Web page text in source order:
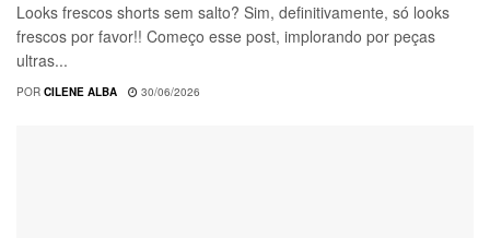
Looks frescos shorts sem salto? Sim, definitivamente, só looks
frescos por favor!! Começo esse post, implorando por peças
ultras...
POR CILENE ALBA 30/06/2026